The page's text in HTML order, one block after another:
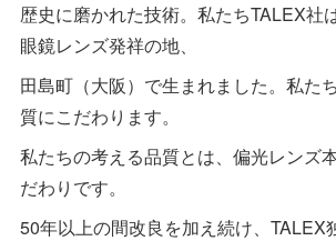
歴史に磨かれた技術。私たちTALEX社
眼鏡レンズ発祥の地、
田島町（大阪）で生まれました。私た
質にこだわります。
私たちの考える品質とは、偏光レンズ
だわりです。
50年以上の間改良を加え続け、TALEX